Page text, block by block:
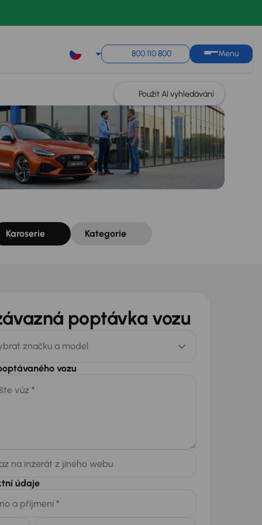
800 110 800 Menu
Použít AI vyhledávání
Karoserie Kategorie
poptávka vozu
značku a model
vozu
vůz *
na inzerát z jiného webu
údaje
a příjmení *